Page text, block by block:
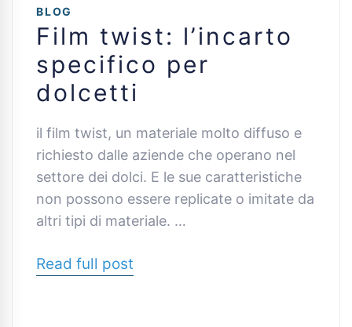
BLOG
Film twist: l’incarto
specifico per
dolcetti
il film twist, un materiale molto diffuso e
richiesto dalle aziende che operano nel
settore dei dolci. E le sue caratteristiche
non possono essere replicate o imitate da
altri tipi di materiale. …
Read full post